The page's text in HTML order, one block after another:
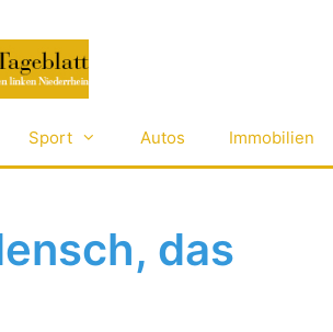
Sport Autos Immobilien
das